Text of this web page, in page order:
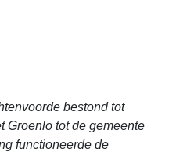
bestond tot
Groenlo tot de gemeente
functioneerde de